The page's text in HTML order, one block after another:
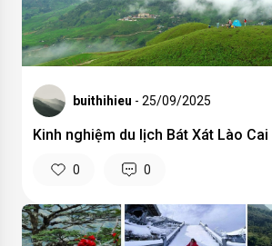
buithihieu - 25/09/2025
Kinh nghiệm du lịch Bát Xát Lào
0 0